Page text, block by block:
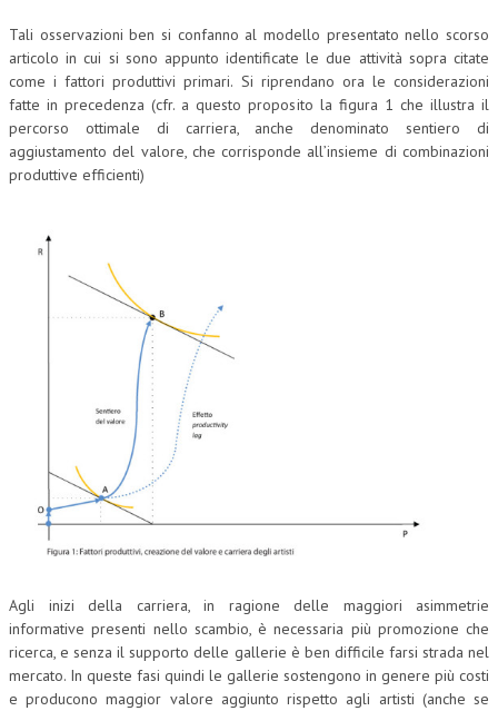
TRIBUTARIA
PENALE
NEWS
CORSI ENTI TERZI
PUBBLICAZIONI
BOLLETTINO FINANZIAMENTI
DOCUMENTI
MANUALI E MONOGRAFIE
TESI DI LAUREA
MATERIALE DIDATTICO
INVITI E PROMOZIONI
Tali osservazioni ben si confanno al modello presentato nello scorso
articolo in cui si sono appunto identificate le due attività sopra citate
come i fattori produttivi primari. Si riprendano ora le considerazioni
fatte in precedenza (cfr. a questo proposito la figura 1 che illustra il
percorso ottimale di carriera, anche denominato sentiero di
aggiustamento del valore, che corrisponde all’insieme di combinazioni
produttive efficienti)
Agli inizi della carriera, in ragione delle maggiori asimmetrie
informative presenti nello scambio, è necessaria più promozione che
ricerca, e senza il supporto delle gallerie è ben difficile farsi strada nel
mercato. In queste fasi quindi le gallerie sostengono in genere più costi
e producono maggior valore aggiunto rispetto agli artisti (anche se